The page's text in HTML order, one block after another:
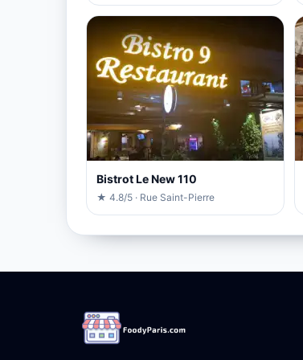
Bistrot Le New 110
★ 4.8/5 · Rue Saint-Pierre